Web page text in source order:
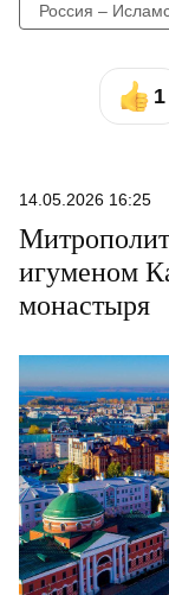
Россия –
1
14.05.2026 16:25
игуменом
монастыря